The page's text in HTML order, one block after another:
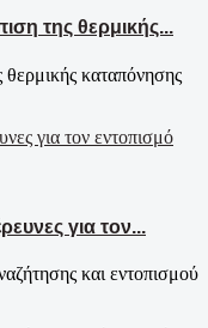
της θερμικής...
θερμικής καταπόνησης
για τον...
και εντοπισμού